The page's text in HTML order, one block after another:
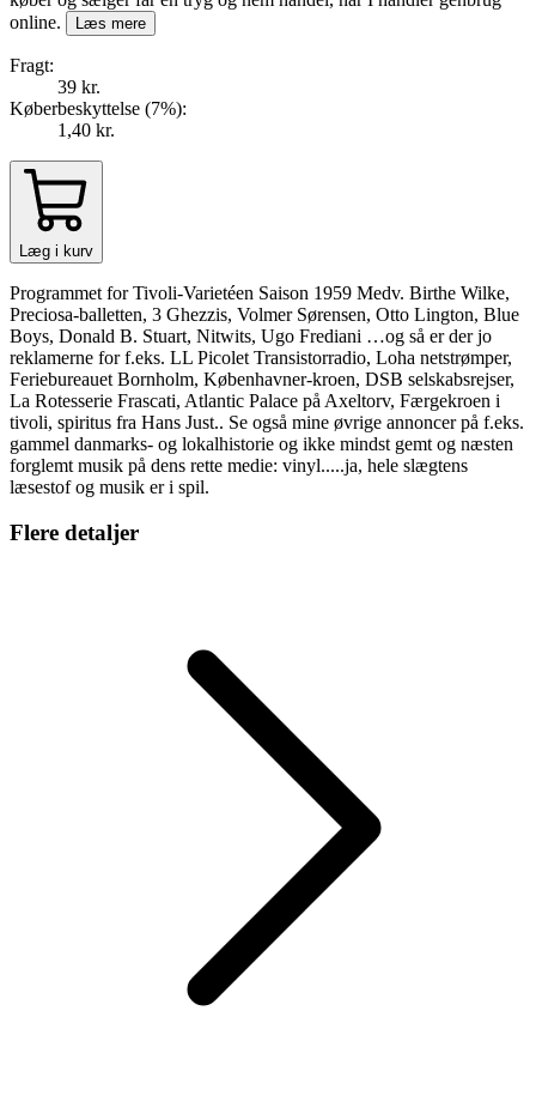
online.
Læs mere
Fragt:
39 kr.
Køberbeskyttelse (7%):
1,40 kr.
Læg i kurv
Programmet for Tivoli-Varietéen Saison 1959 Medv. Birthe Wilke,
Preciosa-balletten, 3 Ghezzis, Volmer Sørensen, Otto Lington, Blue
Boys, Donald B. Stuart, Nitwits, Ugo Frediani …og så er der jo
reklamerne for f.eks. LL Picolet Transistorradio, Loha netstrømper,
Feriebureauet Bornholm, Københavner-kroen, DSB selskabsrejser,
La Rotesserie Frascati, Atlantic Palace på Axeltorv, Færgekroen i
tivoli, spiritus fra Hans Just.. Se også mine øvrige annoncer på f.eks.
gammel danmarks- og lokalhistorie og ikke mindst gemt og næsten
forglemt musik på dens rette medie: vinyl.....ja, hele slægtens
læsestof og musik er i spil.
Flere detaljer